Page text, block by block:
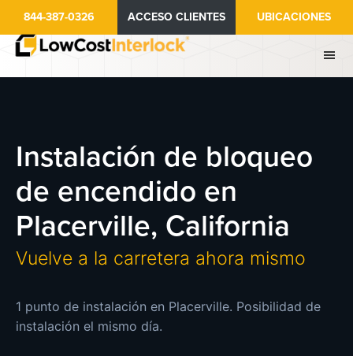
contenido
844-387-0326 ACCESO CLIENTES UBICACIONES
Instalación de bloqueo
de encendido en
Placerville, California
Vuelve a la carretera ahora mismo
1 punto de instalación en Placerville. Posibilidad de
instalación el mismo día.